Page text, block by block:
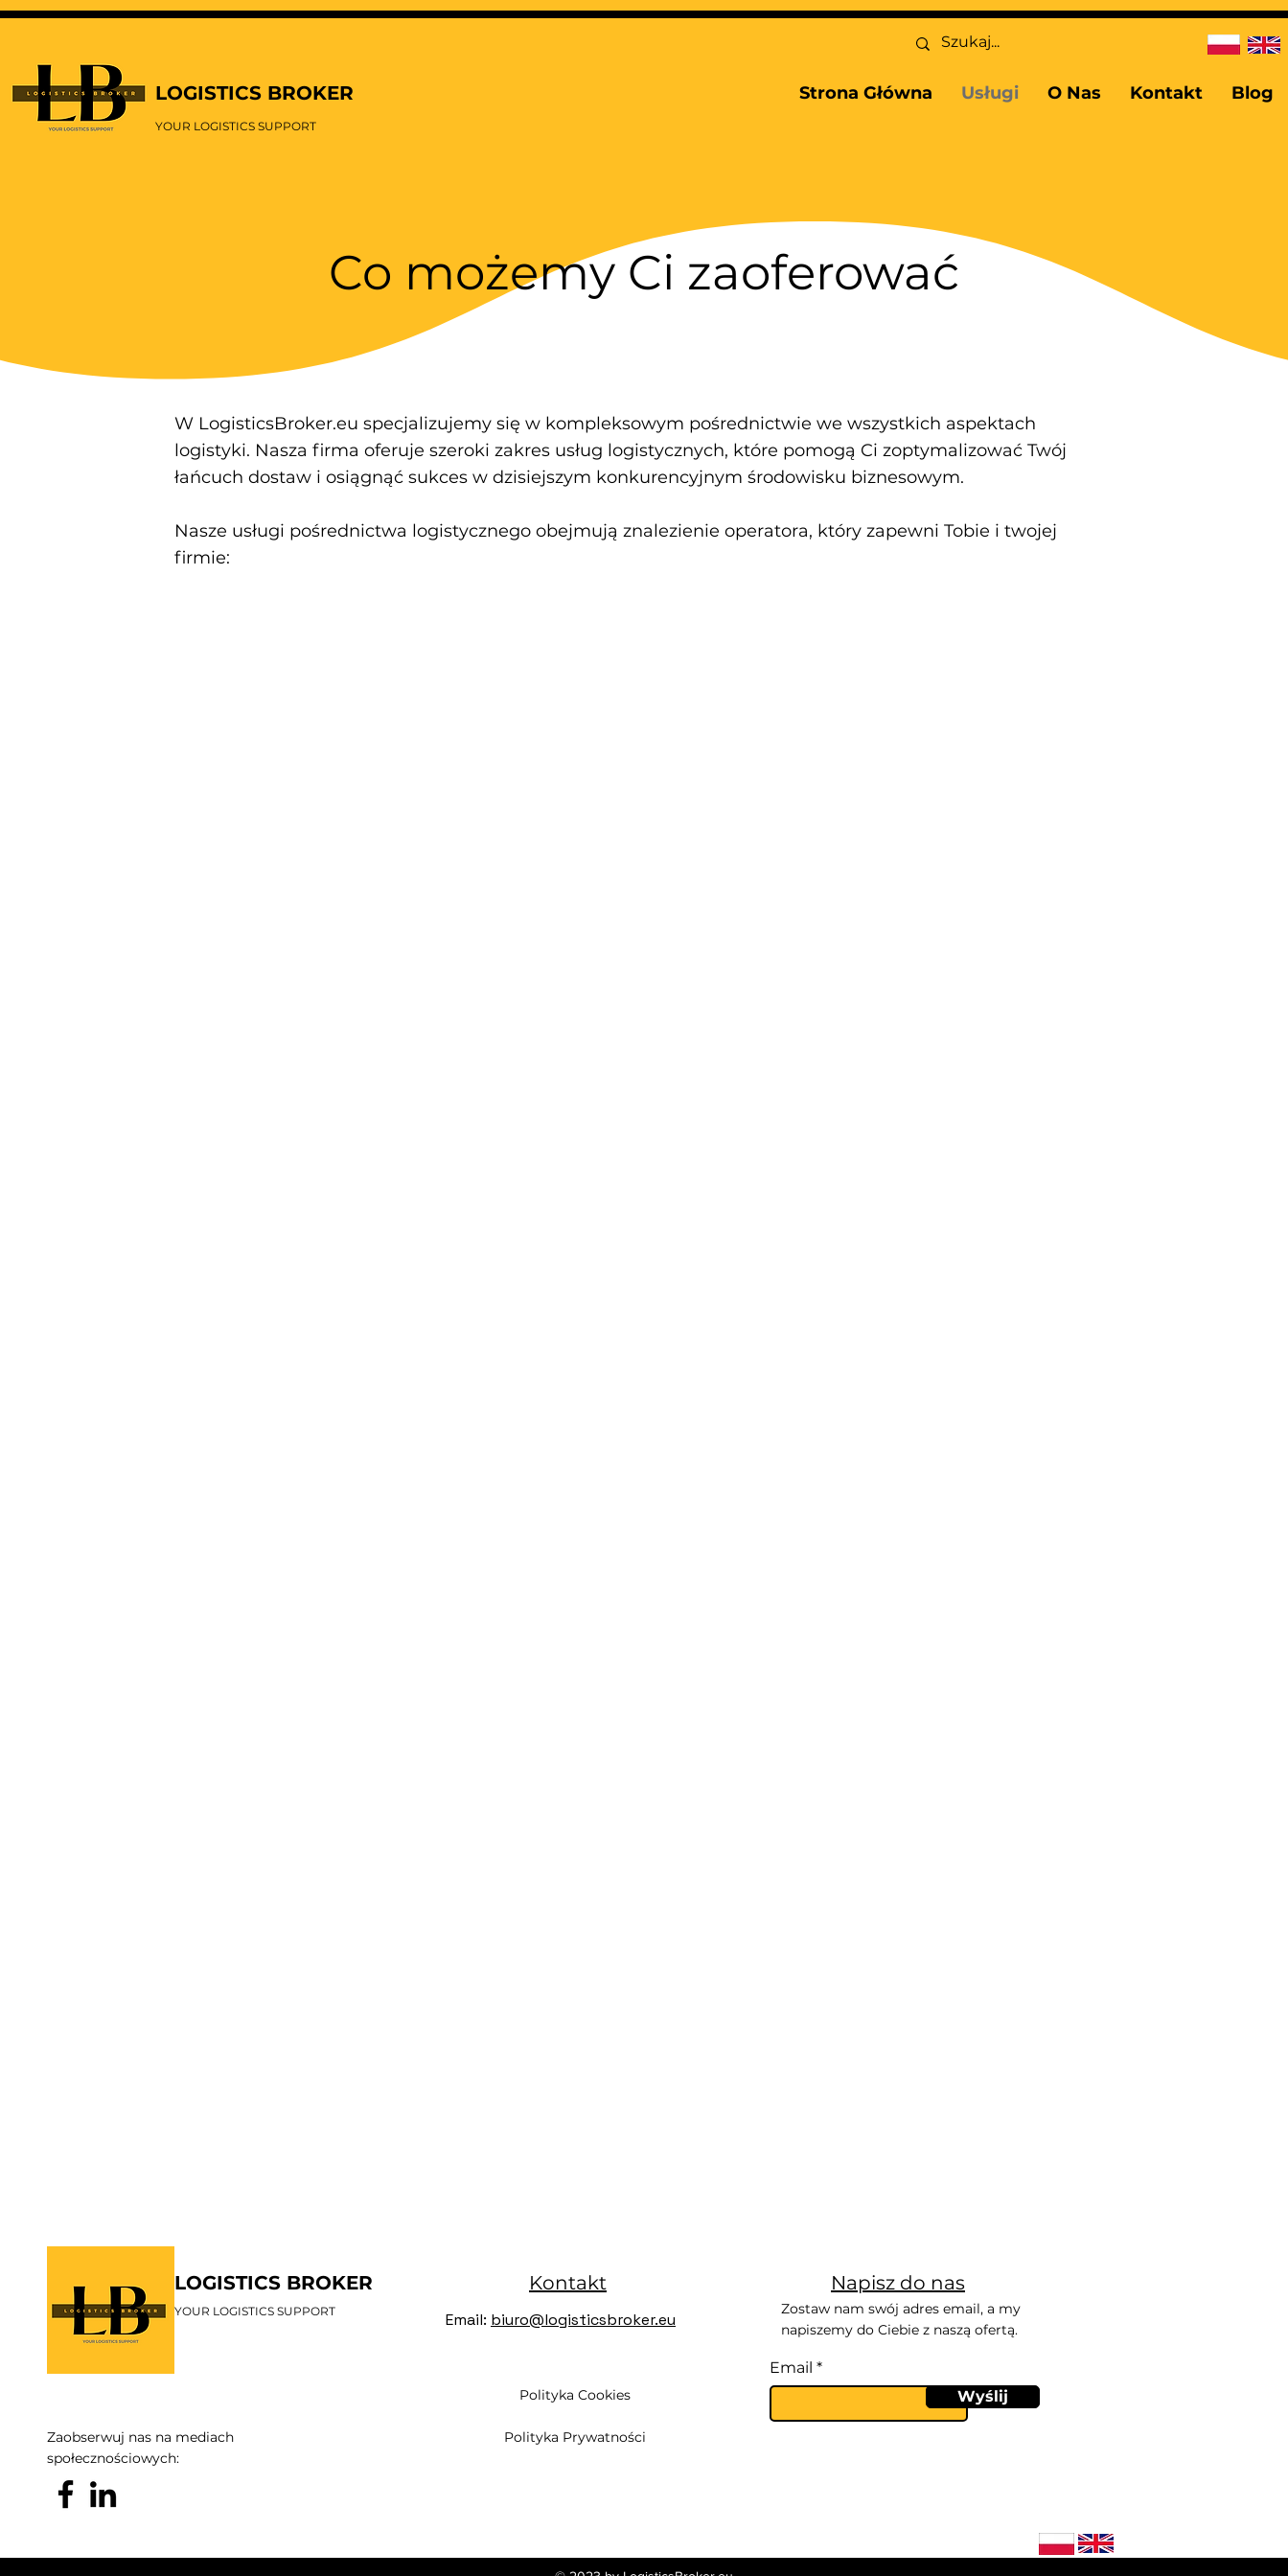
LOGISTICS BROKER Strona Główna Usługi O Nas Kontakt Blog
YOUR LOGISTICS SUPPORT
Co możemy Ci zaoferować
W LogisticsBroker.eu specjalizujemy się w kompleksowym pośrednictwie we wszystkich aspektach
logistyki. Nasza firma oferuje szeroki zakres usług logistycznych, które pomogą Ci zoptymalizować Twój
łańcuch dostaw i osiągnąć sukces w dzisiejszym konkurencyjnym środowisku biznesowym.
Nasze usługi pośrednictwa logistycznego obejmują znalezienie operatora, który zapewni Tobie i twojej
firmie:
LOGISTICS BROKER
YOUR LOGISTICS SUPPORT
Zaobserwuj nas na mediach
społecznościowych:
Kontakt
Email: biuro@logisticsbroker.eu
Polityka Cookies
Polityka Prywatności
Napisz do nas
Zostaw nam swój adres email, a my
napiszemy do Ciebie z naszą ofertą.
Email
Wyślij